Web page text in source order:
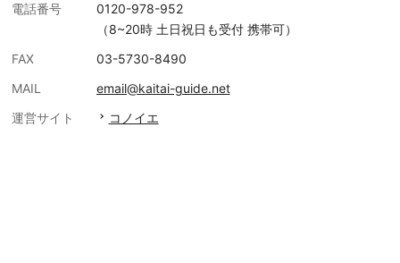
電話番号
0120-978-952
（8~20時 土日祝日も受付 携帯可）
FAX
03-5730-8490
MAIL
email@kaitai-guide.net
運営サイト
コノイエ